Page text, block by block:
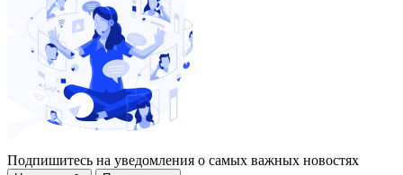
Подпишитесь на уведомления о самых важных новостях